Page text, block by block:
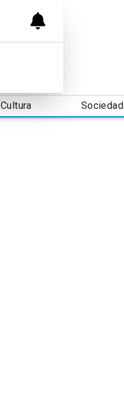
Cultura Sociedad